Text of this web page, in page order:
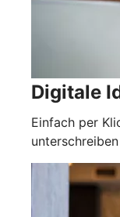
Digitale
Einfach per
unterschreiben